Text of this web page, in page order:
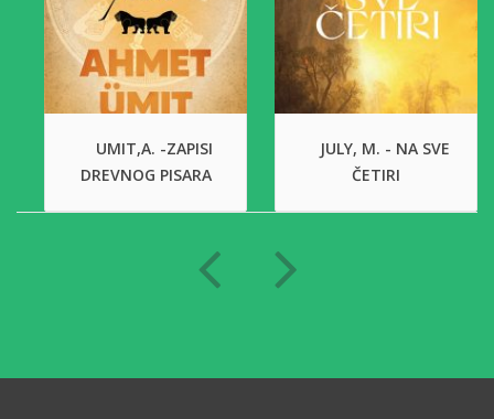
UMIT,A. -ZAPISI
DREVNOG PISARA
JULY, M. - NA SVE
ČETIRI